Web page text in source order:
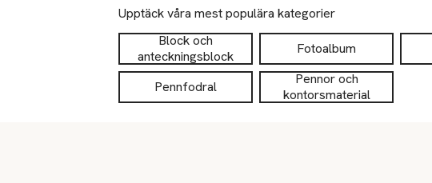
Upptäck våra mest populära kategorier
Block och
anteckningsblock
Fotoalbum
Pennfodral
Pennor och
kontorsmaterial